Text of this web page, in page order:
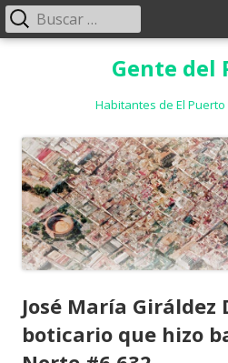
Gente del
Habitantes de El
Menú
Buscar:
José María Giráldez
boticario que hizo